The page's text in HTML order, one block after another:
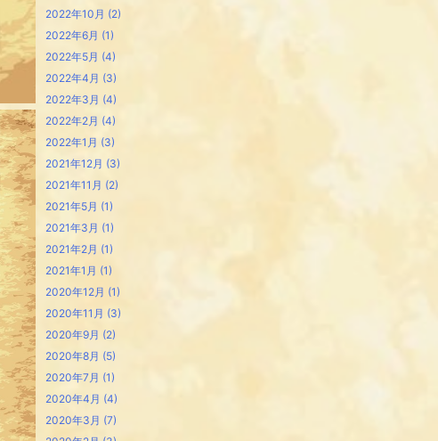
2022年10月 (2)
2022年6月 (1)
2022年5月 (4)
2022年4月 (3)
2022年3月 (4)
2022年2月 (4)
2022年1月 (3)
2021年12月 (3)
2021年11月 (2)
2021年5月 (1)
2021年3月 (1)
2021年2月 (1)
2021年1月 (1)
2020年12月 (1)
2020年11月 (3)
2020年9月 (2)
2020年8月 (5)
2020年7月 (1)
2020年4月 (4)
2020年3月 (7)